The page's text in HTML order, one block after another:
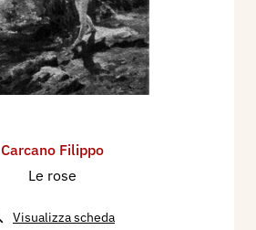
Carcano Filippo
Le rose
Visualizza scheda